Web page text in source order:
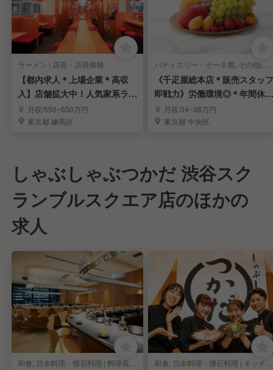
ラーメン | 店長・店長候補
【都内求人＊上場企業＊高収
入】店舗拡大中！人気家系ラー
メン「町田商店」
月収/550~650万円
東京都 練馬区
パティスリー・ケーキ屋, その他(料理ジャンル) | 店長・店長候補
《千疋屋総本店＊販売スタッフ
即戦力》労働環境◎＊年間休1
15日＊賞与年3回
月収/34~38万円
東京都 中央区
しゃぶしゃぶつかだ 渋谷スク
ランブルスクエア店のほかの
求人
和食, 日本料理・懐石料理 | 料理長・料理長候補 和食, 日本料理・懐石料理 | キッチンスタッフ